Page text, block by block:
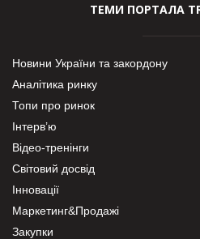
ТЕМИ ПОРТАЛА
Новини України та закордону
Аналітика ринку
Топи про ринок
Інтерв’ю
Відео-тренінги
Світовий досвід
Інновації
Маркетинг&Продажі
Закупки